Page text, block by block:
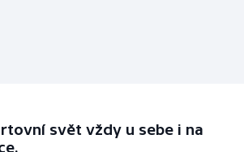
svět vždy u sebe i na